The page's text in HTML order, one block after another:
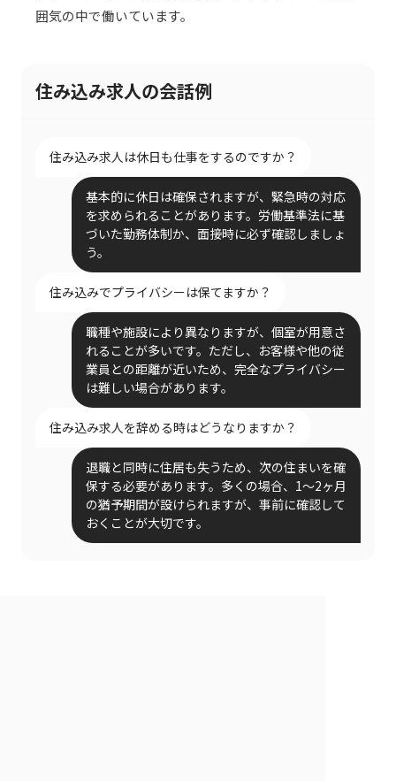
囲気の中で働いています。
住み込み求人の会話例
住み込み求人は休日も仕事をするのですか？
基本的に休日は確保されますが、緊急時の対応
を求められることがあります。労働基準法に基
づいた勤務体制か、面接時に必ず確認しましょ
う。
住み込みでプライバシーは保てますか？
職種や施設により異なりますが、個室が用意さ
れることが多いです。ただし、お客様や他の従
業員との距離が近いため、完全なプライバシー
は難しい場合があります。
住み込み求人を辞める時はどうなりますか？
退職と同時に住居も失うため、次の住まいを確
保する必要があります。多くの場合、1〜2ヶ月
の猶予期間が設けられますが、事前に確認して
おくことが大切です。